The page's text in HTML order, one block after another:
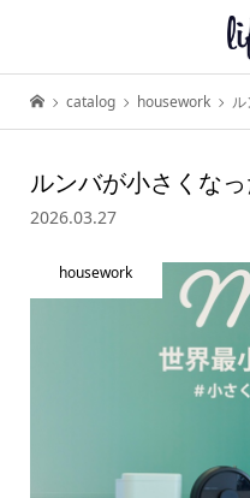
catalog housework
ルンバが小さくなっ
2026.03.27
housework